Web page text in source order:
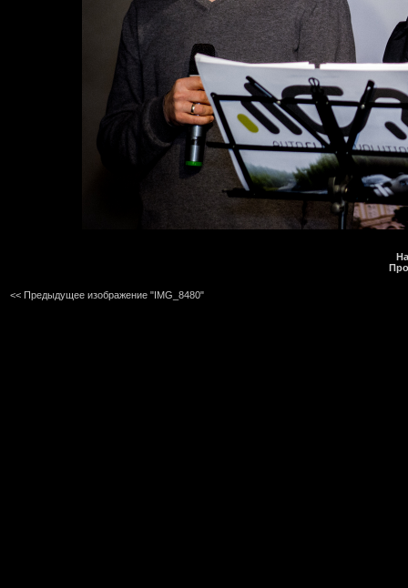
<< Предыдущее изображение "IMG_8480"